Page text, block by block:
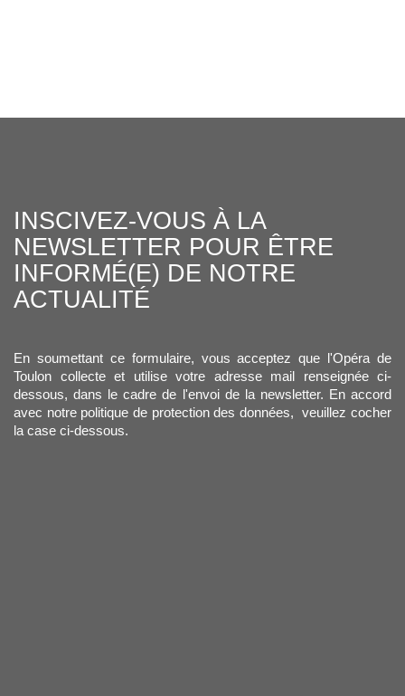
INSCIVEZ-VOUS À LA
NEWSLETTER POUR ÊTRE
INFORMÉ(E) DE NOTRE
ACTUALITÉ
En soumettant ce formulaire, vous acceptez que l'Opéra de
Toulon collecte et utilise votre adresse mail renseignée ci-
dessous, dans le cadre de l'envoi de la newsletter. En accord
avec notre politique de protection des données, veuillez cocher
la case ci-dessous.